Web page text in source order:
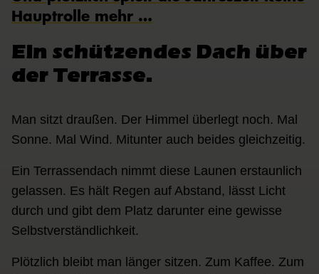
Hauptrolle mehr …
Ein schützendes Dach über
der Terrasse.
Man sitzt draußen. Der Himmel überlegt noch. Mal
Sonne. Mal Wind. Mitunter auch beides gleichzeitig.
Ein Terrassendach nimmt diese Launen erstaunlich
gelassen. Es hält Regen auf Abstand, lässt Licht
durch und gibt dem Platz darunter eine gewisse
Selbstverständlichkeit.
Plötzlich bleibt man länger sitzen. Zum Kaffee. Zum